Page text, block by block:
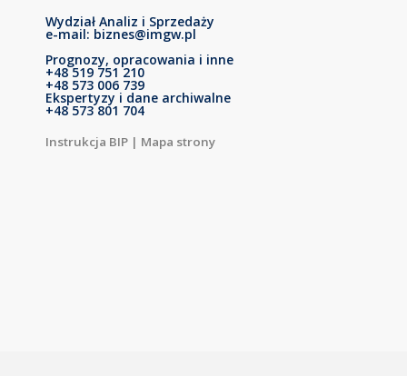
Wydział Analiz i Sprzedaży
e-mail: biznes@imgw.pl
Prognozy, opracowania i inne
+48 519 751 210
+48 573 006 739
Ekspertyzy i dane archiwalne
+48 573 801 704
Instrukcja BIP | Mapa strony